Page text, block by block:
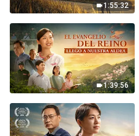
1:55:32
1:39:56